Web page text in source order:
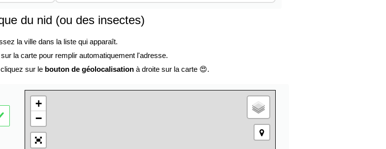
du nid (ou des insectes)
la ville dans la liste qui apparaît.
la carte pour remplir automatiquement l'adresse.
sur le bouton de géolocalisation à droite sur la carte 😍.
+
−